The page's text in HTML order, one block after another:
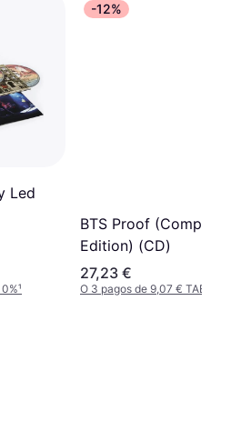
Led
¹
-12%
BTS Proof (Compact
Edition) (CD)
27,23 €
O 3 pagos de 9,07 € TAE 0%